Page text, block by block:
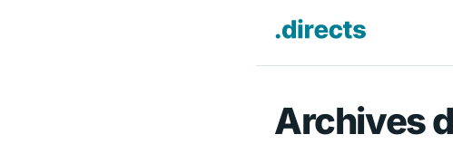
Directs.fr —
Archives